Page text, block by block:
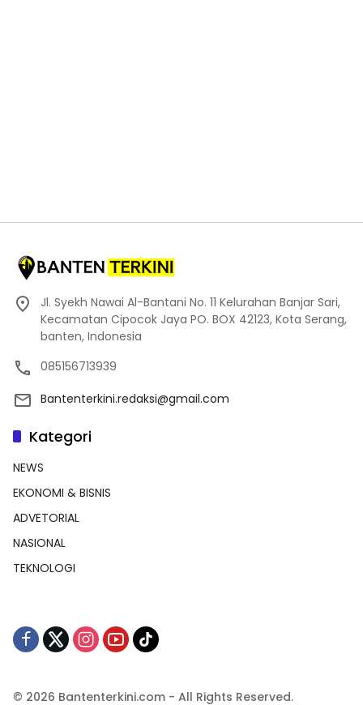
Jl. Syekh Nawai Al-Bantani No. 11 Kelurahan Banjar Sari,
Kecamatan Cipocok Jaya PO. BOX 42123, Kota Serang,
banten, Indonesia
085156713939
Bantenterkini.redaksi@gmail.com
Kategori
NEWS
EKONOMI & BISNIS
ADVETORIAL
NASIONAL
TEKNOLOGI
© 2026 Bantenterkini.com - All Rights Reserved.